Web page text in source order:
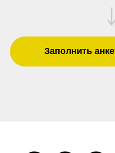
Заполнить